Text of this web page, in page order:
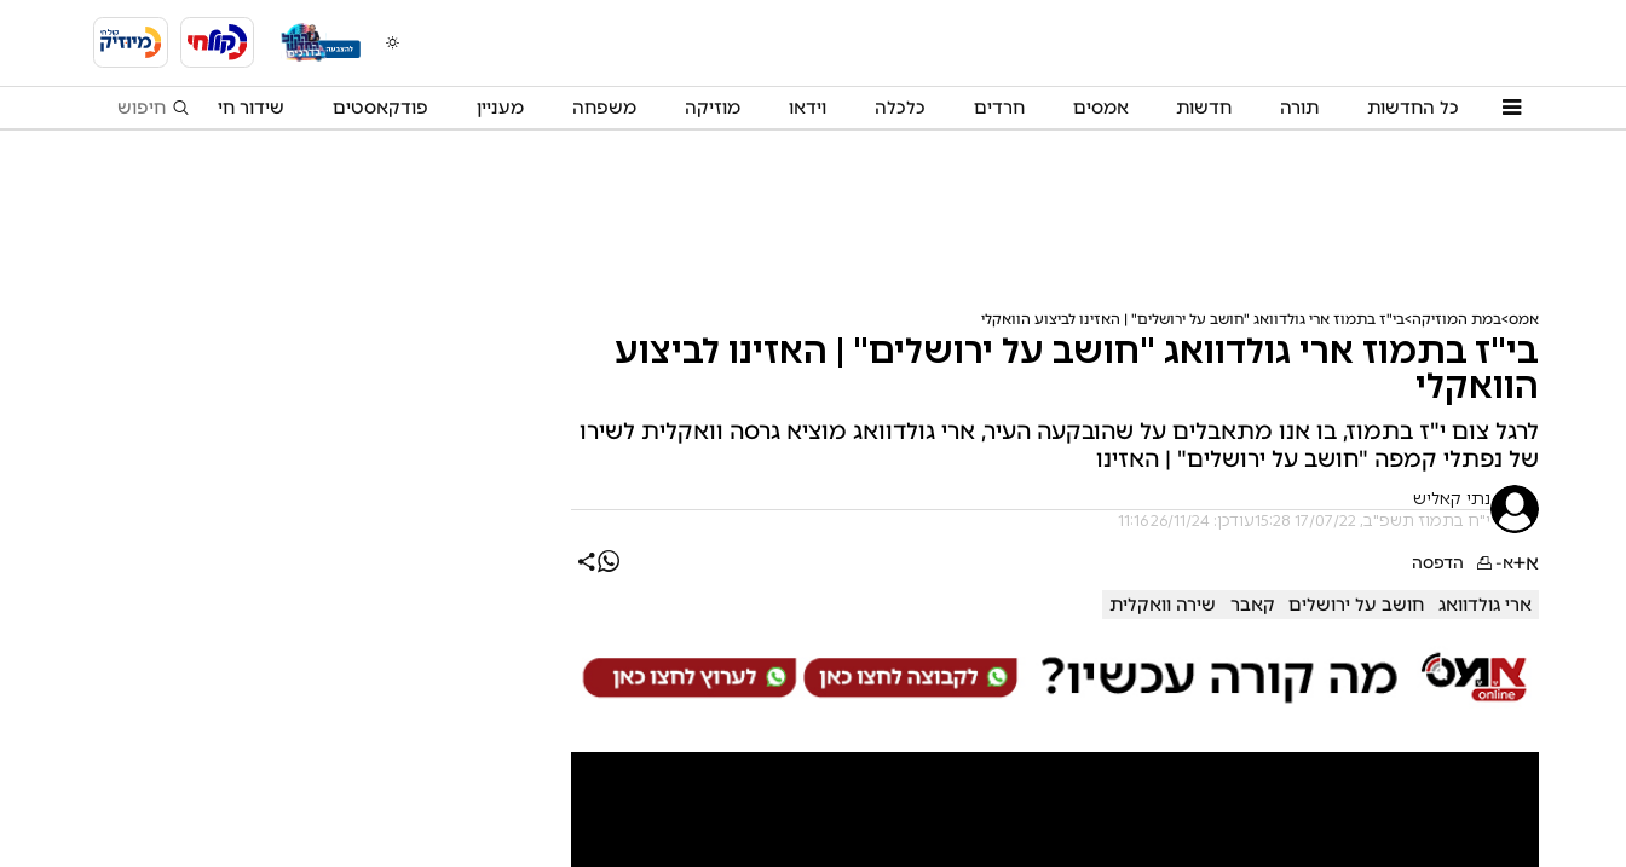
כל החדשות תורה חדשות אמסים חרדים כלכלה וידאו מוזיקה משפחה מעניין פודקאסטים שידור חי
אמס במת המוזיקה בי"ז בתמוז ארי גולדוואג "חושב על ירושלים" | האזינו לביצוע הוואקלי
בי"ז בתמוז ארי גולדוואג "חושב על ירושלים" | האזינו לביצוע
הוואקלי
לרגל צום י"ז בתמוז, בו אנו מתאבלים על שהובקעה העיר, ארי גולדוואג מוציא גרסה וואקלית לשירו
של נפתלי קמפה "חושב על ירושלים" | האזינו
נתי קאליש
י"ח בתמוז תשפ"ב, 17/07/22 15:28 עודכן: 26/11/24 11:16
א+א- הדפסה
ארי גולדוואג חושב על ירושלים קאבר שירה וואקלית